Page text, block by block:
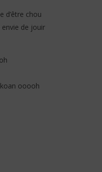
d’être chou
envie de jouir
ooooh